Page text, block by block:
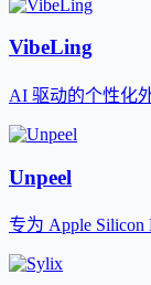
VibeLing
AI 驱动的个性化
Unpeel
专为 Apple